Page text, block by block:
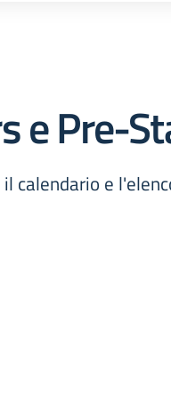
e Pre-
calendario e